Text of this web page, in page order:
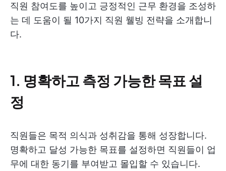
직원 참여도를 높이고 긍정적인 근무 환경을 조성하
는 데 도움이 될 10가지 직원 웰빙 전략을 소개합니
다.
1. 명확하고 측정 가능한 목표 설
정
직원들은 목적 의식과 성취감을 통해 성장합니다.
명확하고 달성 가능한 목표를 설정하면 직원들이 업
무에 대한 동기를 부여받고 몰입할 수 있습니다.